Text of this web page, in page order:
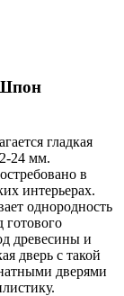
гладкая
24 мм.
в
интерьерах.
однородность
древесины и
дверь с такой
дверями